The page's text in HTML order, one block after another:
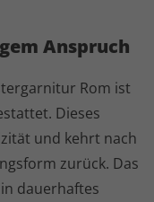
Anspruch
Rom ist
Dieses
und kehrt nach
zurück. Das
dauerhaftes